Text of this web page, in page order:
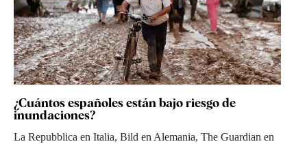
¿Cuántos españoles están bajo riesgo de
inundaciones?
La Repubblica en Italia, Bild en Alemania, The Guardian en